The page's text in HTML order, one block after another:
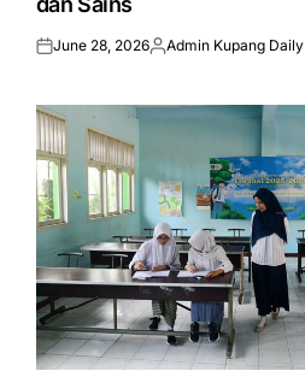
Posted
June 28, 2026Posted
Admin Kupang Daily